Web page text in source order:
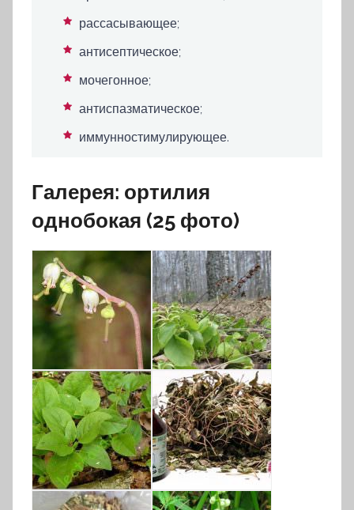
рассасывающее;
антисептическое;
мочегонное;
антиспазматическое;
иммунностимулирующее.
Галерея: ортилия
однобокая (25 фото)